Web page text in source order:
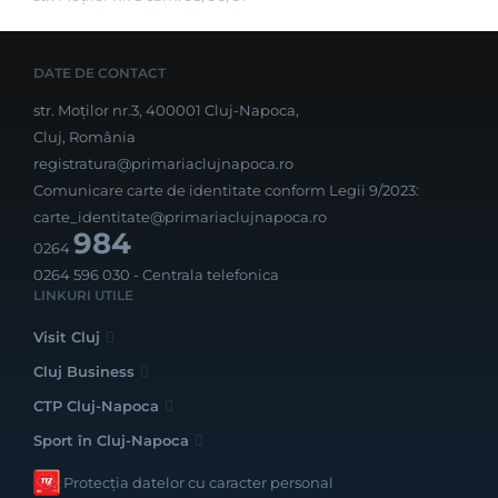
DATE DE CONTACT
str. Moților nr.3, 400001 Cluj-Napoca,
Cluj, România
registratura@primariaclujnapoca.ro
Comunicare carte de identitate conform Legii 9/2023:
carte_identitate@primariaclujnapoca.ro
0264984
0264 596 030 - Centrala telefonica
LINKURI UTILE
Visit Cluj
Cluj Business
CTP Cluj-Napoca
Sport în Cluj-Napoca
Protecția datelor cu caracter personal